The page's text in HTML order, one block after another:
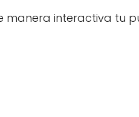
interactiva tu